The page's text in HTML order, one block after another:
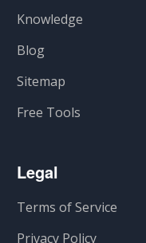
Knowledge
Blog
Sitemap
Free Tools
Legal
Terms of Service
Privacy Policy